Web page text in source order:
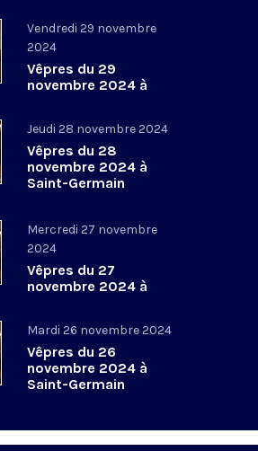
Vendredi 29 novembre
2024
Vêpres du 29
novembre 2024 à
Jeudi 28 novembre 2024
Vêpres du 28
novembre 2024 à
Saint-Germain
Mercredi 27 novembre
2024
Vêpres du 27
novembre 2024 à
Mardi 26 novembre 2024
Vêpres du 26
novembre 2024 à
Saint-Germain